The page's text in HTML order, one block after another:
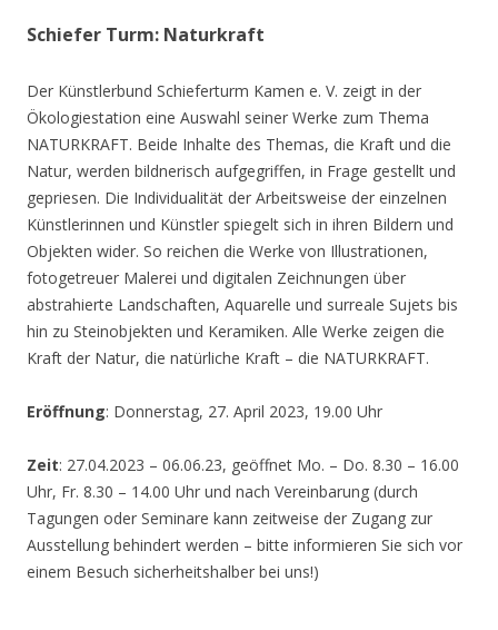
Schiefer Turm: Naturkraft
Der Künstlerbund Schieferturm Kamen e. V. zeigt in der
Ökologiestation eine Auswahl seiner Werke zum Thema
NATURKRAFT. Beide Inhalte des Themas, die Kraft und die
Natur, werden bildnerisch aufgegriffen, in Frage gestellt und
gepriesen. Die Individualität der Arbeitsweise der einzelnen
Künstlerinnen und Künstler spiegelt sich in ihren Bildern und
Objekten wider. So reichen die Werke von Illustrationen,
fotogetreuer Malerei und digitalen Zeichnungen über
abstrahierte Landschaften, Aquarelle und surreale Sujets bis
hin zu Steinobjekten und Keramiken. Alle Werke zeigen die
Kraft der Natur, die natürliche Kraft – die NATURKRAFT.
Eröffnung: Donnerstag, 27. April 2023, 19.00 Uhr
Zeit: 27.04.2023 – 06.06.23, geöffnet Mo. – Do. 8.30 – 16.00
Uhr, Fr. 8.30 – 14.00 Uhr und nach Vereinbarung (durch
Tagungen oder Seminare kann zeitweise der Zugang zur
Ausstellung behindert werden – bitte informieren Sie sich vor
einem Besuch sicherheitshalber bei uns!)